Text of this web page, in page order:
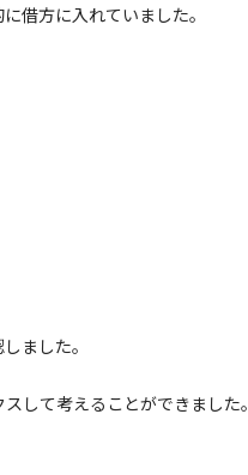
借方に入れていました。
ました。
して考えることができました。